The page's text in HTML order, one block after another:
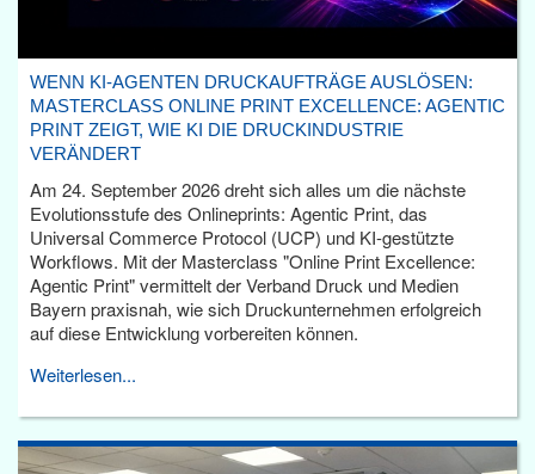
WENN KI-AGENTEN DRUCKAUFTRÄGE AUSLÖSEN:
MASTERCLASS ONLINE PRINT EXCELLENCE: AGENTIC
PRINT ZEIGT, WIE KI DIE DRUCKINDUSTRIE
VERÄNDERT
Am 24. September 2026 dreht sich alles um die nächste
Evolutionsstufe des Onlineprints: Agentic Print, das
Universal Commerce Protocol (UCP) und KI-gestützte
Workflows. Mit der Masterclass "Online Print Excellence:
Agentic Print" vermittelt der Verband Druck und Medien
Bayern praxisnah, wie sich Druckunternehmen erfolgreich
auf diese Entwicklung vorbereiten können.
Weiterlesen...